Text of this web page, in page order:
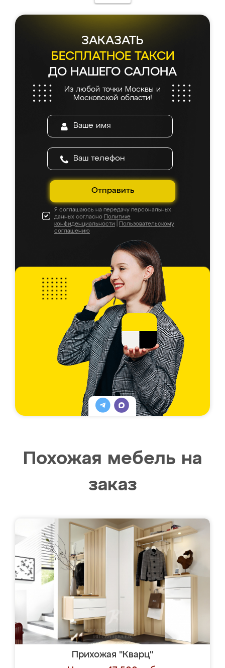
ЗАКАЗАТЬ
БЕСПЛАТНОЕ ТАКСИ
ДО НАШЕГО САЛОНА
Из любой точки Москвы и
Московской области!
Отправить
Я соглашаюсь на передачу персональных
данных согласно Политике
конфиденциальности
Пользовательскому
соглашению
Похожая мебель на
заказ
Прихожая "Кварц"